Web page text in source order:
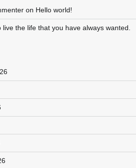
on Hello world!
live the life that you have always wanted.